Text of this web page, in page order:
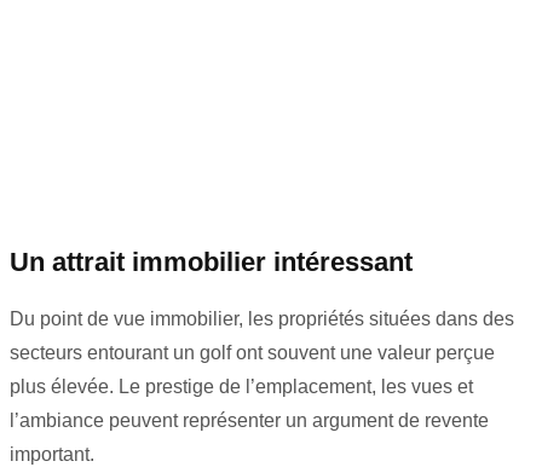
Un attrait immobilier intéressant
Du point de vue immobilier, les propriétés situées dans des
secteurs entourant un golf ont souvent une valeur perçue
plus élevée. Le prestige de l’emplacement, les vues et
l’ambiance peuvent représenter un argument de revente
important.